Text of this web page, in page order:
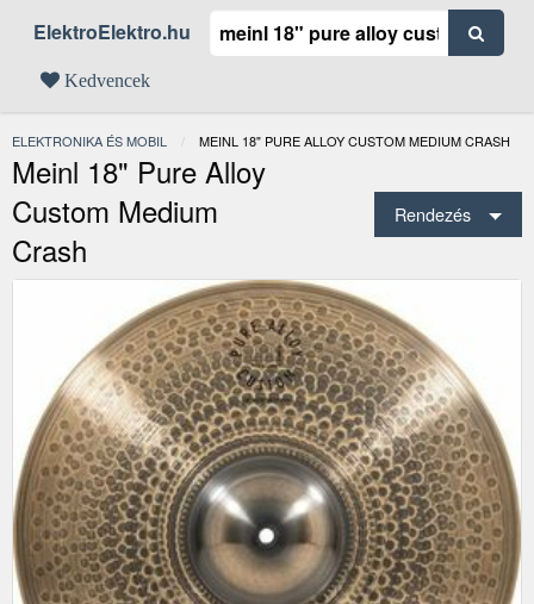
ElektroElektro.hu
Kedvencek
ELEKTRONIKA ÉS MOBIL JELENLEGI:
MEINL 18" PURE ALLOY CUSTOM MEDIUM CRASH
Meinl 18" Pure Alloy
Custom Medium
Crash
Rendezés